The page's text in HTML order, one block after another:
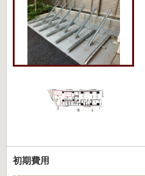
初期費用